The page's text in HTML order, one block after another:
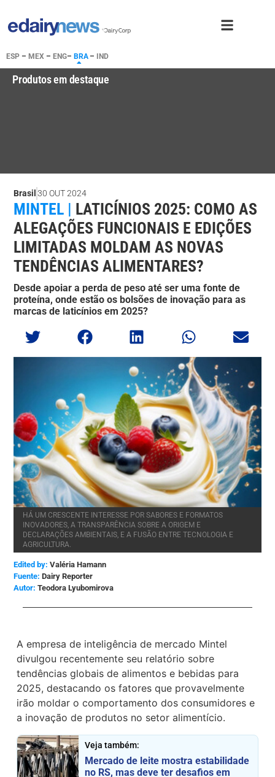
ESP – MEX – ENG– BRA– IND
Produtos em destaque
Brasil 30 OUT 2024
MINTEL | LATICÍNIOS 2025: COMO AS
ALEGAÇÕES FUNCIONAIS E EDIÇÕES
LIMITADAS MOLDAM AS NOVAS
TENDÊNCIAS ALIMENTARES?
Desde apoiar a perda de peso até ser uma fonte de
proteína, onde estão os bolsões de inovação para as
marcas de laticínios em 2025?
HÁ UM CRESCENTE INTERESSE POR SABORES E FORMATOS
INOVADORES, A TRANSPARÊNCIA SOBRE A ORIGEM E
DECLARAÇÕES AMBIENTAIS, E A FUSÃO ENTRE TECNOLOGIA E
AGRICULTURA.
Edited by: Valéria Hamann
Dairy Reporter
Teodora Lyubomirova
A empresa de inteligência de mercado Mintel
divulgou recentemente seu relatório sobre
tendências globais de alimentos e bebidas para
2025, destacando os fatores que provavelmente
irão moldar o comportamento dos consumidores e
a inovação de produtos no setor alimentício.
Veja também:
Mercado de leite mostra estabilidade
no RS, mas deve ter desafios em